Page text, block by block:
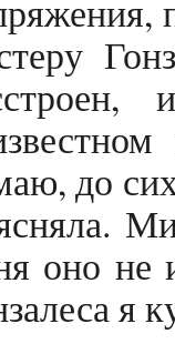
до
оно не
я